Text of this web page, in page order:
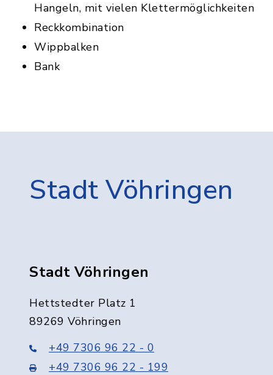
Hangeln, mit vielen Klettermöglichkeiten
Reckkombination
Wippbalken
Bank
Stadt Vöhringen
Stadt Vöhringen
Hettstedter Platz 1
89269 Vöhringen
+49 7306 96 22 - 0
+49 7306 96 22 - 199